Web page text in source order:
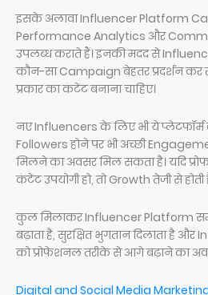
इसके अलावा Influencer Platform
Performance Analytics और
उपलब्ध कराते हैं। इनकी मदद से
कौन-सा Campaign बेहतर प्रदर्शन कर
प्रकार का कंटेंट बनाना चाहिए।
नए Influencers के लिए भी ये प्लेटफॉर्म
Followers होने पर भी अच्छी
मिलने का अवसर मिल सकता है। यदि
कंटेंट उपयोगी हो, तो Growth तेजी से होती
कुल मिलाकर Influencer Platform
बढ़ाता है, सुरक्षित भुगतान दिलाता है
को प्रोफेशनल तरीके से आगे बढ़ाने का
Digital and Social Media